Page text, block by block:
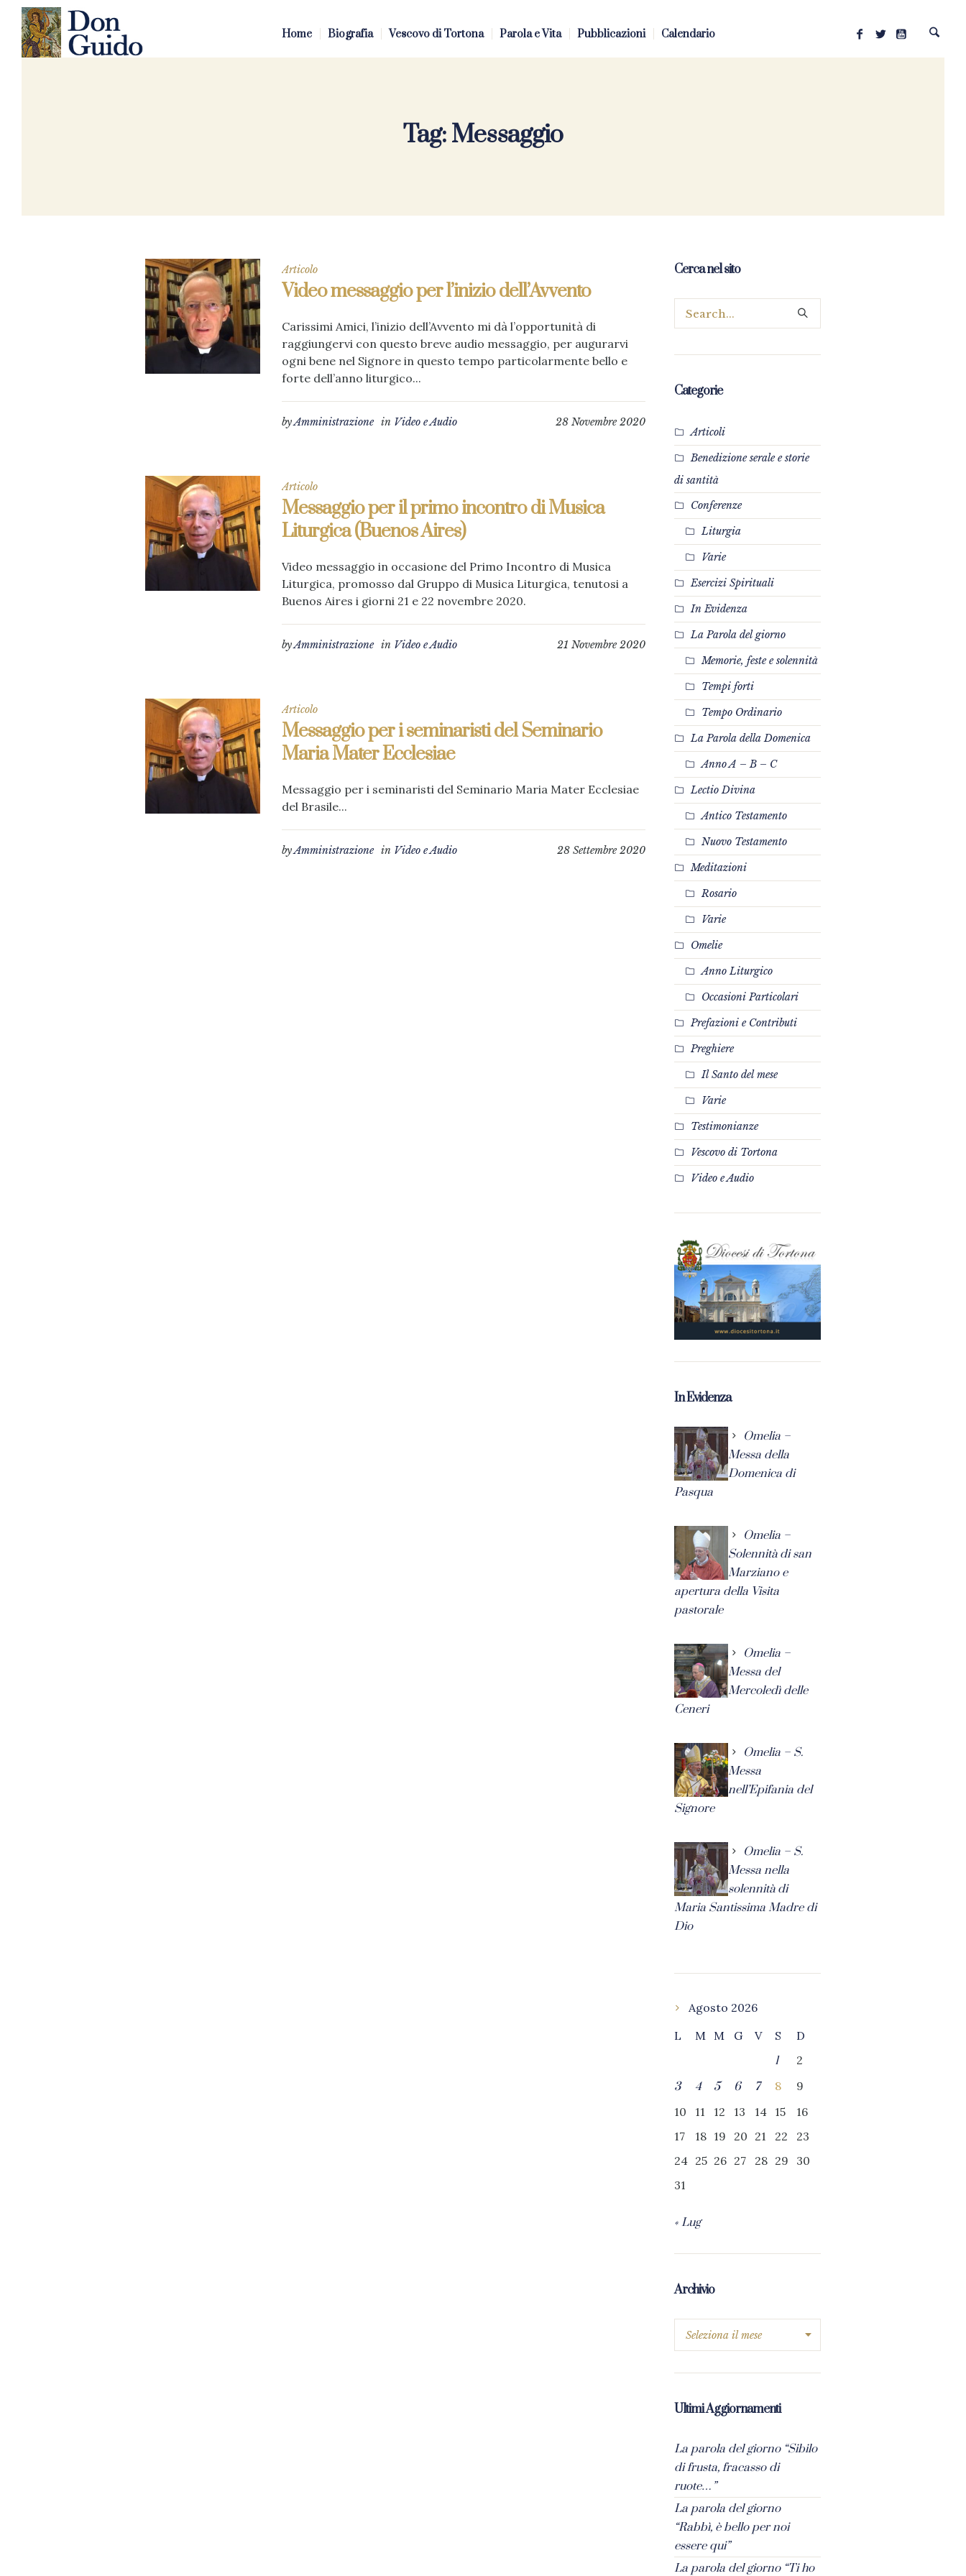
Home Biografia Vescovo di Tortona Parola e Vita Pubblicazioni Calendario
Tag:Messaggio
Articolo
Video messaggio per l’inizio dell’Avvento
Carissimi Amici, l’inizio dell’Avvento mi dà l’opportunità di
raggiungervi con questo breve audio messaggio, per augurarvi
ogni bene nel Signore in questo tempo particolarmente bello e
forte dell’anno liturgico...
28 Novembre 2020
byAmministrazione in Video e Audio
Articolo
Messaggio per il primo incontro di Musica
Liturgica (Buenos Aires)
Video messaggio in occasione del Primo Incontro di Musica
Liturgica, promosso dal Gruppo di Musica Liturgica, tenutosi a
Buenos Aires i giorni 21 e 22 novembre 2020.
21 Novembre 2020
byAmministrazione in Video e Audio
Articolo
Messaggio per i seminaristi del Seminario
Maria Mater Ecclesiae
Messaggio per i seminaristi del Seminario Maria Mater Ecclesiae
del Brasile...
28 Settembre 2020
byAmministrazione in Video e Audio
Cerca nel sito
Categorie
Articoli
Benedizione serale e storie
di santità
Conferenze
Liturgia
Varie
Esercizi Spirituali
In Evidenza
La Parola del giorno
Memorie, feste e solennità
Tempi forti
Tempo Ordinario
La Parola della Domenica
Anno A – B – C
Lectio Divina
Antico Testamento
Nuovo Testamento
Meditazioni
Rosario
Varie
Omelie
Anno Liturgico
Occasioni Particolari
Prefazioni e Contributi
Preghiere
Il Santo del mese
Varie
Testimonianze
Vescovo di Tortona
Video e Audio
In Evidenza
Omelia –
Messa della
Domenica di
Pasqua
Omelia –
Solennità di san
Marziano e
apertura della Visita
pastorale
Omelia –
Messa del
Mercoledì delle
Ceneri
Omelia – S.
Messa
nell’Epifania del
Signore
Omelia – S.
Messa nella
solennità di
Maria Santissima Madre di
Dio
Agosto 2026
L
M M G V S
D
1
2
3
4 5 6 7 8
9
10
11 12 13 14 15
16
17
18 19 20 21 22
23
24 25 26 27 28 29
30
31
« Lug
Archivio
Ultimi Aggiornamenti
La parola del giorno “Sibilo
di frusta, fracasso di
ruote…”
La parola del giorno
“Rabbì, è bello per noi
essere qui”
La parola del giorno “Ti ho